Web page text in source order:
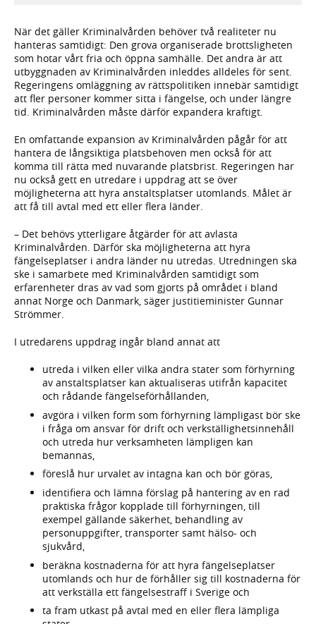
När det gäller Kriminalvården behöver två realiteter nu
hanteras samtidigt: Den grova organiserade brottsligheten
som hotar vårt fria och öppna samhälle. Det andra är att
utbyggnaden av Kriminalvården inleddes alldeles för sent.
Regeringens omläggning av rättspolitiken innebär samtidigt
att fler personer kommer sitta i fängelse, och under längre
tid. Kriminalvården måste därför expandera kraftigt.
En omfattande expansion av Kriminalvården pågår för att
hantera de långsiktiga platsbehoven men också för att
komma till rätta med nuvarande platsbrist. Regeringen har
nu också gett en utredare i uppdrag att se över
möjligheterna att hyra anstaltsplatser utomlands. Målet är
att få till avtal med ett eller flera länder.
– Det behövs ytterligare åtgärder för att avlasta
Kriminalvården. Därför ska möjligheterna att hyra
fängelseplatser i andra länder nu utredas. Utredningen ska
ske i samarbete med Kriminalvården samtidigt som
erfarenheter dras av vad som gjorts på området i bland
annat Norge och Danmark, säger justitieminister Gunnar
Strömmer.
I utredarens uppdrag ingår bland annat att
utreda i vilken eller vilka andra stater som förhyrning
av anstaltsplatser kan aktualiseras utifrån kapacitet
och rådande fängelseförhållanden,
avgöra i vilken form som förhyrning lämpligast bör ske
i fråga om ansvar för drift och verkställighetsinnehåll
och utreda hur verksamheten lämpligen kan
bemannas,
föreslå hur urvalet av intagna kan och bör göras,
identifiera och lämna förslag på hantering av en rad
praktiska frågor kopplade till förhyrningen, till
exempel gällande säkerhet, behandling av
personuppgifter, transporter samt hälso- och
sjukvård,
beräkna kostnaderna för att hyra fängelseplatser
utomlands och hur de förhåller sig till kostnaderna för
att verkställa ett fängelsestraff i Sverige och
ta fram utkast på avtal med en eller flera lämpliga